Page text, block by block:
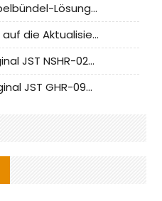
I-PEX-Hochfrequenz-Kabelbündel-Lösung für die heimische Produktion analysiert
CLIFF unter Bezugnahme auf die Aktualisierung der chinesischen Stecker-Testnormen
JST Stecker - bietet Original JST NSHR-02V-S Stecker und Ersatzteile an
JST-Stecker - Bietet Original JST GHR-09V-S Stecker und Ersatzteile an